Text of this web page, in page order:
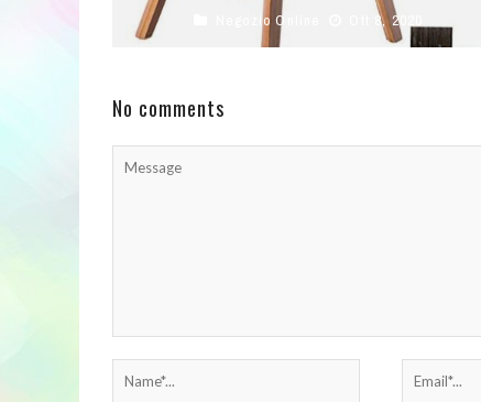
STILE RÉTRO – sedia visitatore Kingston dal
design raffinato e dal retrogusto rétro. Le forme
Negozio Online Ott 8, 2020
No comments